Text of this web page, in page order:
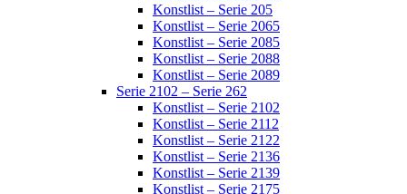
Konstlist – Serie 205
Konstlist – Serie 2065
Konstlist – Serie 2085
Konstlist – Serie 2088
Konstlist – Serie 2089
Serie 2102 – Serie 262
Konstlist – Serie 2102
Konstlist – Serie 2112
Konstlist – Serie 2122
Konstlist – Serie 2136
Konstlist – Serie 2139
Konstlist – Serie 2175